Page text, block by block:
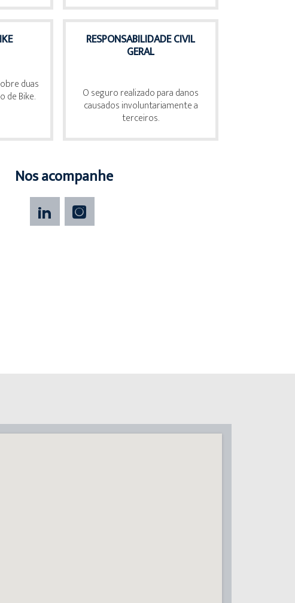
duas
de Bike.
RESPONSABILIDADE CIVIL
GERAL
O seguro realizado para danos
causados involuntariamente a
terceiros.
Nos acompanhe